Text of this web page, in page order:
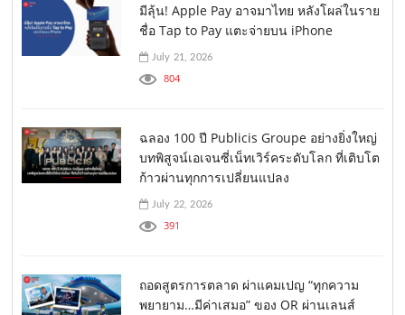
มีลุ้น! Apple Pay อาจมาไทย หลังโผล่ในราย
ชื่อ Tap to Pay แตะจ่ายบน iPhone
July 21, 2026
804
ฉลอง 100 ปี Publicis Groupe อย่างยิ่งใหญ่
บทพิสูจน์เอเจนซี่เน็ทเวิร์คระดับโลก ที่เติบโต
ก้าวผ่านทุกการเปลี่ยนแปลง
July 22, 2026
391
ถอดสูตรการตลาด ผ่าแคมเปญ “ทุกความ
พยายาม…มีค่าเสมอ” ของ OR ผ่านเลนส์